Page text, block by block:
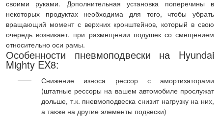
своими руками. Дополнительная установка поперечины в
некоторых продуктах необходима для того, чтобы убрать
вращающий момент с верхних кронштейнов, который в свою
очередь возникает, при размещении подушек со смещением
относительно оси рамы.
Особенности пневмоподвески на Hyundai
Mighty EX8:
Снижение износа рессор с амортизаторами
(штатные рессоры на вашем автомобиле прослужат
дольше, т.к. пневмоподвеска снизит нагрузку на них,
а также на другие элементы подвески)